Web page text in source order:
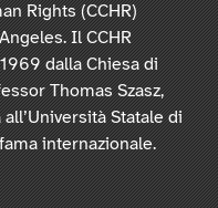
Rights (CCHR)
Il CCHR
dalla Chiesa di
Thomas Szasz,
Statale di
internazionale.